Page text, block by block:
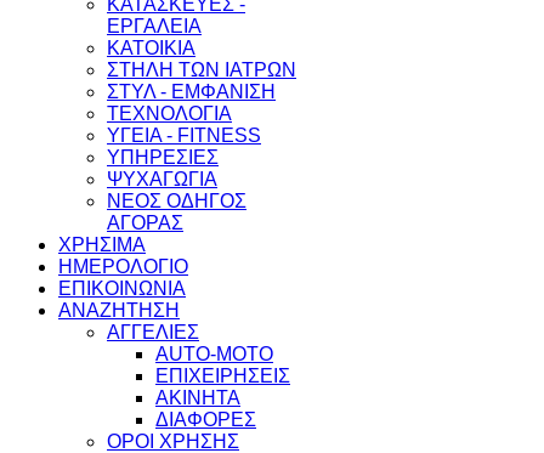
ΚΑΤΑΣΚΕΥΕΣ -
ΕΡΓΑΛΕΙΑ
ΚΑΤΟΙΚΙΑ
ΣΤΗΛΗ ΤΩΝ ΙΑΤΡΩΝ
ΣΤΥΛ - ΕΜΦΑΝΙΣΗ
ΤΕΧΝΟΛΟΓΙΑ
ΥΓΕΙΑ - FITNESS
ΥΠΗΡΕΣΙΕΣ
ΨΥΧΑΓΩΓΙΑ
ΝΕΟΣ ΟΔΗΓΟΣ
ΑΓΟΡΑΣ
ΧΡΗΣΙΜΑ
ΗΜΕΡΟΛΟΓΙΟ
ΕΠΙΚΟΙΝΩΝΙΑ
ΑΝΑΖΗΤΗΣΗ
ΑΓΓΕΛΙΕΣ
AUTO-MOTO
ΕΠΙΧΕΙΡΗΣΕΙΣ
ΑΚΙΝΗΤΑ
ΔΙΑΦΟΡΕΣ
ΟΡΟΙ ΧΡΗΣΗΣ